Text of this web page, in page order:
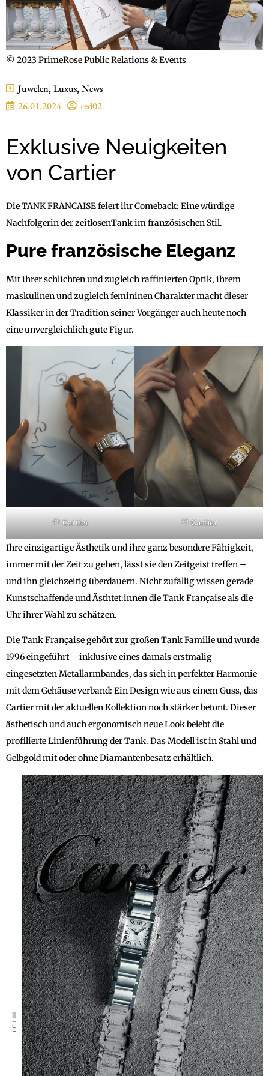
© 2023 PrimeRose Public Relations & Events
Juwelen, Luxus, News
26.01.2024
red02
Exklusive Neuigkeiten
von Cartier
Die TANK FRANCAISE feiert ihr Comeback: Eine würdige
Nachfolgerin der zeitlosenTank im französischen Stil.
Pure französische Eleganz
Mit ihrer schlichten und zugleich raffinierten Optik, ihrem
maskulinen und zugleich femininen Charakter macht dieser
Klassiker in der Tradition seiner Vorgänger auch heute noch
eine unvergleichlich gute Figur.
© Cartier © Cartier
Ihre einzigartige Ästhetik und ihre ganz besondere Fähigkeit,
immer mit der Zeit zu gehen, lässt sie den Zeitgeist treffen –
und ihn gleichzeitig überdauern. Nicht zufällig wissen gerade
Kunstschaffende und Ästhtet:innen die Tank Française als die
Uhr ihrer Wahl zu schätzen.
Die Tank Française gehört zur großen Tank Familie und wurde
1996 eingeführt – inklusive eines damals erstmalig
eingesetzten Metallarmbandes, das sich in perfekter Harmonie
mit dem Gehäuse verband: Ein Design wie aus einem Guss, das
Cartier mit der aktuellen Kollektion noch stärker betont. Dieser
ästhetisch und auch ergonomisch neue Look belebt die
profilierte Linienführung der Tank. Das Modell ist in Stahl und
Gelbgold mit oder ohne Diamantenbesatz erhältlich.